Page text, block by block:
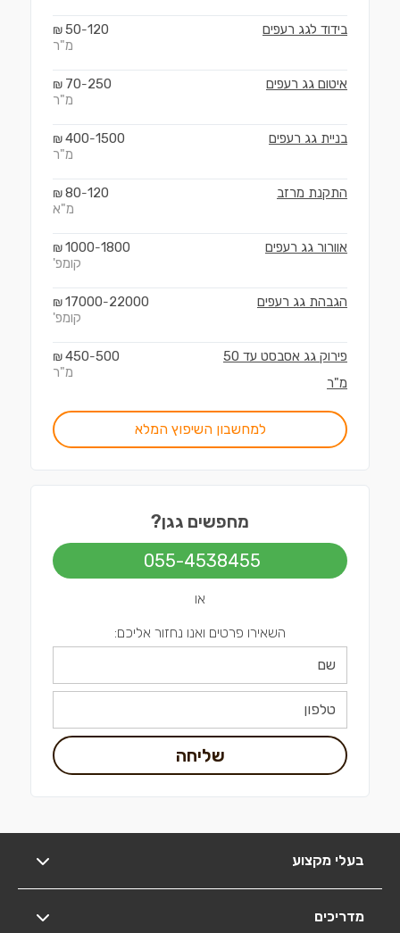
בידוד לגג רעפים 50-120
₪
מ"ר
איטום גג רעפים 70-250
₪
מ"ר
בניית גג רעפים 400-1500
₪
מ"ר
התקנת מרזב 80-120
₪
מ"א
אוורור גג רעפים 1000-1800
₪
קומפ'
הגבהת גג רעפים 17000-22000
₪
קומפ'
פירוק גג אסבסט עד 50
מ"ר
450-500
₪
מ"ר
למחשבון השיפוץ המלא
מחפשים גגן?
055-4538455
או
השאירו פרטים ואנו נחזור אליכם:
שליחה
בעלי מקצוע
מדריכים